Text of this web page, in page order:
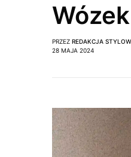
PRZEZ REDAKCJA
28 MAJA 2024